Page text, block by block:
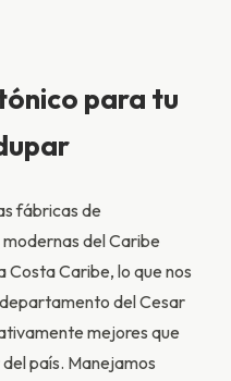
para tu
fábricas de
del Caribe
Costa Caribe, lo que nos
del Cesar
mejores que
país. Manejamos